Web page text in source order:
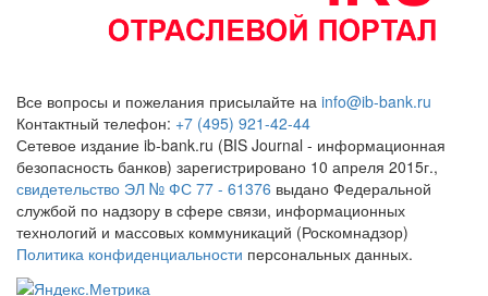
Все вопросы и пожелания присылайте на info@ib-bank.ru
Контактный телефон: +7 (495) 921-42-44
Сетевое издание ib-bank.ru (BIS Journal - информационная
безопасность банков) зарегистрировано 10 апреля 2015г.,
свидетельство ЭЛ № ФС 77 - 61376 выдано Федеральной
службой по надзору в сфере связи, информационных
технологий и массовых коммуникаций (Роскомнадзор)
Политика конфиденциальности персональных данных.